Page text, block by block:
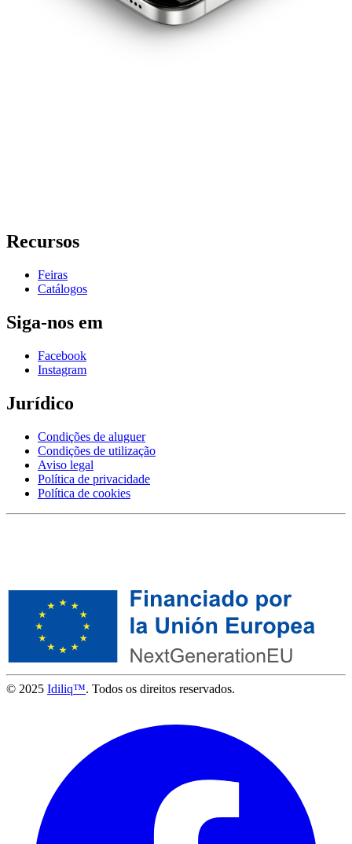
Recursos
Feiras
Catálogos
Siga-nos em
Facebook
Instagram
Jurídico
Condições de aluguer
Condições de utilização
Aviso legal
Política de privacidade
Política de cookies
© 2025 Idiliq™. Todos os direitos reservados.